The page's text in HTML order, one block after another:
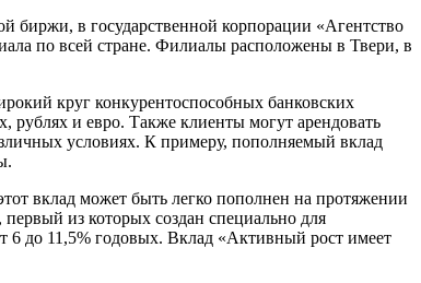
биржи, в государственной корпорации «Агентство
по всей стране. Филиалы расположены в Твери, в
круг конкурентоспособных банковских
рублях и евро. Также клиенты могут арендовать
условиях. К примеру, пополняемый вклад
вклад может быть легко пополнен на протяжении
из которых создан специально для
6 до 11,5% годовых. Вклад «Активный рост имеет